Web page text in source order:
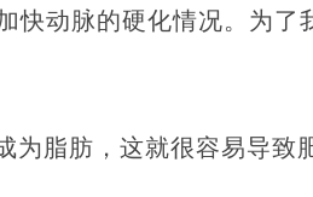
动脉的硬化情况。为
脂肪，这就很容易导致